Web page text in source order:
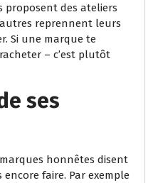
proposent des ateliers
reprennent leurs
Si une marque te
– c’est plutôt
ses
marques honnêtes disent
encore faire. Par exemple